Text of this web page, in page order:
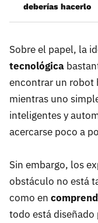
deberías hacerlo
Sobre el papel, la
tecnológica
encontrar un robot
mientras uno
inteligentes y
acercarse poco a
Sin embargo, los
obstáculo no está
como en
todo está